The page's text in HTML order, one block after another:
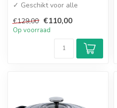
✓ Geschikt voor alle
€129,00 €110,00
Op voorraad